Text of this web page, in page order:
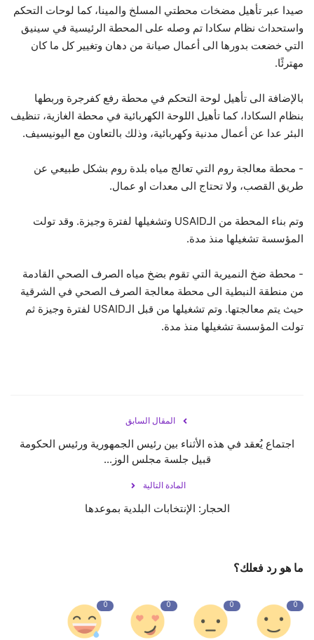
صيدا عبر تأهيل مضخات محطتي المسلخ والمينا، كما لوحات التحكم
واستحداث نظام سكادا تم وصله على المحطة الرئيسية في سينيق
التي خضعت بدورها الى أعمال صيانة من دهان وتغيير كل ما كان
مهترئًا.
بالإضافة الى تأهيل لوحة التحكم في محطة رفع كفرجرة وربطها
بنظام السكادا، كما تأهيل اللوحة الكهربائية في محطة الغازية، تنظيف
البئر عدا عن أعمال مدنية وكهربائية، وذلك بالتعاون مع اليونيسيف.
- محطة معالجة روم التي تعالج مياه بلدة روم بشكل طبيعي عن
طريق القصب، ولا تحتاج الى معدات او عمال.
وتم بناء المحطة من الـUSAID وتشغيلها لفترة وجيزة. وقد تولت
المؤسسة تشغيلها منذ مدة.
- محطة ضخ النميرية التي تقوم بضخ مياه الصرف الصحي القادمة
من منطقة النبطية الى محطة معالجة الصرف الصحي في الشرقية
حيث يتم معالجتها. وتم تشغيلها من قبل الـUSAID لفترة وجيزة ثم
تولت المؤسسة تشغيلها منذ مدة.
المقال السابق
اجتماع يُعقد في هذه الأثناء بين رئيس الجمهورية ورئيس الحكومة
قبيل جلسة مجلس الوز...
المادة التالية
ما هو رد فعلك؟
0
0
0
0